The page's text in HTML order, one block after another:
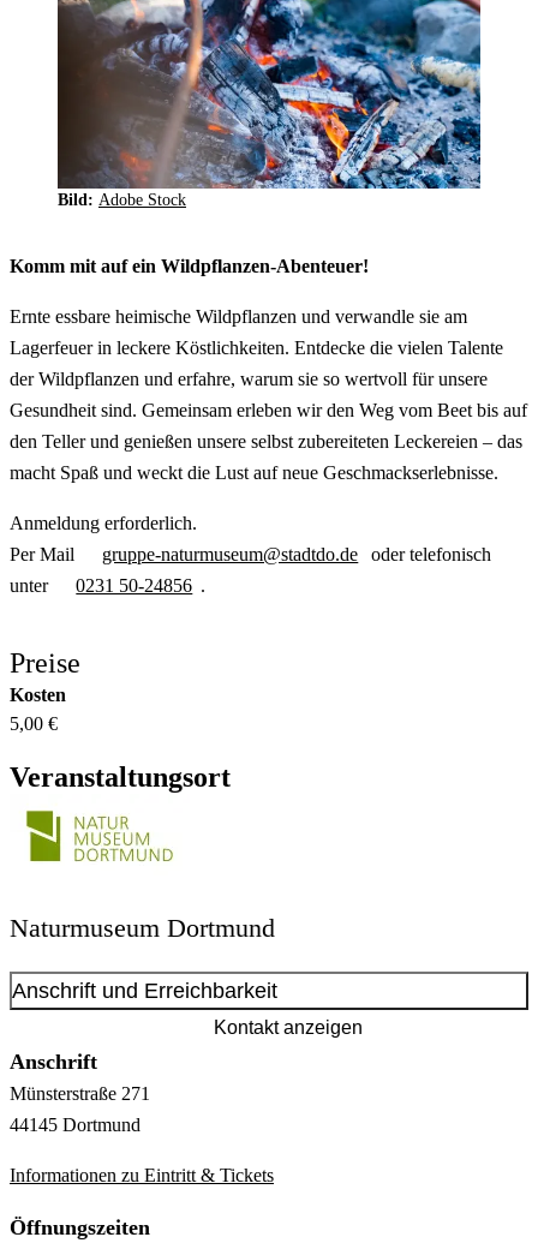
Bild: Adobe Stock
Komm mit auf ein Wildpflanzen-Abenteuer!
Ernte essbare heimische Wildpflanzen und verwandle sie am
Lagerfeuer in leckere Köstlichkeiten. Entdecke die vielen Talente
der Wildpflanzen und erfahre, warum sie so wertvoll für unsere
Gesundheit sind. Gemeinsam erleben wir den Weg vom Beet bis auf
den Teller und genießen unsere selbst zubereiteten Leckereien – das
macht Spaß und weckt die Lust auf neue Geschmackserlebnisse.
Anmeldung erforderlich.
Per Mail
gruppe-naturmuseum@stadtdo.de
oder telefonisch
unter
0231 50-24856 .
Preise
Kosten
5,00 €
Veranstaltungsort
Naturmuseum Dortmund
Anschrift und Erreichbarkeit
Kontakt anzeigen
Anschrift
Münsterstraße 271
44145 Dortmund
Informationen zu Eintritt & Tickets
Öffnungszeiten